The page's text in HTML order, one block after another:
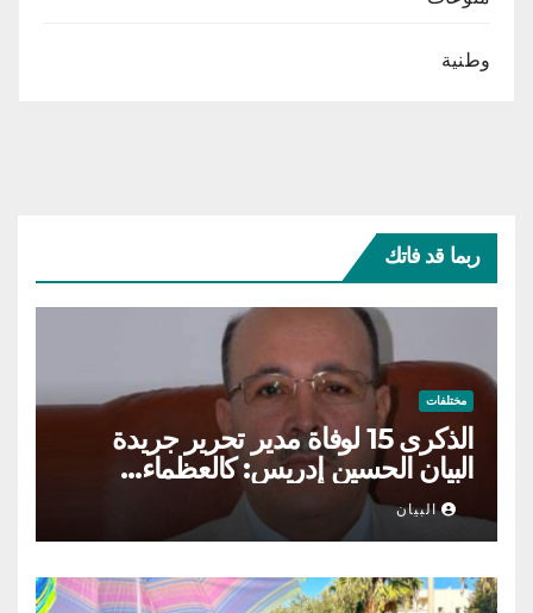
وطنية
ربما قد فاتك
مختلفات
الذكرى 15 لوفاة مدير تحرير جريدة
البيان الحسين إدريس: كالعظماء…
عاش شامخا ورحل واقفا
البيان